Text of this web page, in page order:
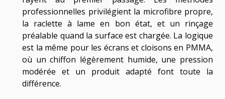
professionnelles privilégient la microfibre propre,
la raclette à lame en bon état, et un rinçage
préalable quand la surface est chargée. La logique
est la même pour les écrans et cloisons en PMMA,
où un chiffon légèrement humide, une pression
modérée et un produit adapté font toute la
différence.